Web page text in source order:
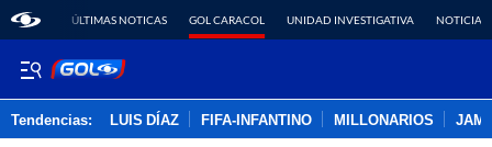
ÚLTIMAS NOTICAS GOL CARACOL UNIDAD INVESTIGATIVA NOTICIAS
Tendencias: LUIS DÍAZ FIFA-INFANTINO MILLONARIOS